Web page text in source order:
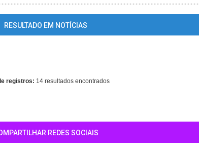
RESULTADO EM NOTÍCIAS
registros: 14 resultados encontrados
REDES SOCIAIS